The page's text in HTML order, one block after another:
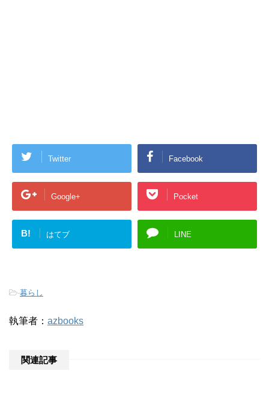
Twitter Facebook
Google+ Pocket
B! はてブ LINE
-暮らし
執筆者： azbooks
関連記事